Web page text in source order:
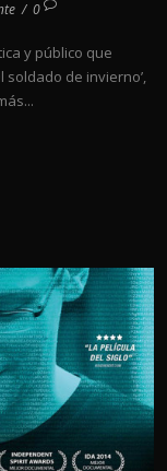
/ 0
y público que
soldado de invierno’,